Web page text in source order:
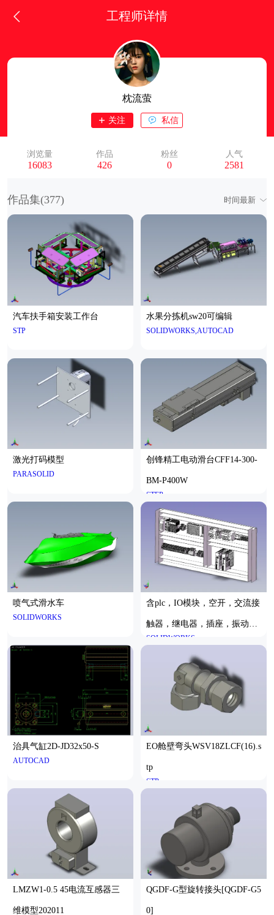
工程师详情
枕流萤
关注 私信
浏览量
16083
作品
426
粉丝
0
人气
2581
作品集(377)
汽车扶手箱安装工作台
STP
水果分拣机sw20可编辑
SOLIDWORKS,AUTOCAD
激光打码模型
PARASOLID
创锋精工电动滑台CFF14-300-
BM-P400W
STEP
喷气式滑水车
SOLIDWORKS
含plc，IO模块，空开，交流接
触器，继电器，插座，振动盘
控制器
SOLIDWORKS
治具气缸2D-JD32x50-S
AUTOCAD
EO舱壁弯头WSV18ZLCF(16).s
tp
STP
LMZW1-0.5 45电流互感器三
维模型202011
QGDF-G型旋转接头[QGDF-G5
0]